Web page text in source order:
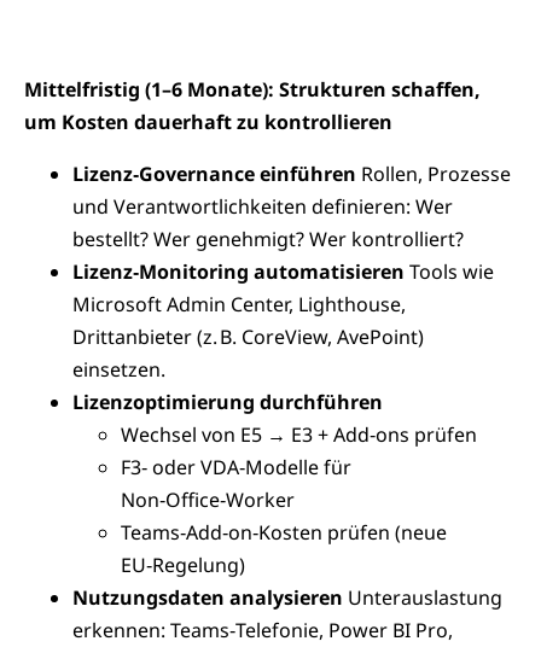
Mittelfristig (1–6 Monate): Strukturen schaffen,
um Kosten dauerhaft zu kontrollieren
Lizenz‑Governance einführen Rollen, Prozesse
und Verantwortlichkeiten definieren: Wer
bestellt? Wer genehmigt? Wer kontrolliert?
Lizenz‑Monitoring automatisieren Tools wie
Microsoft Admin Center, Lighthouse,
Drittanbieter (z. B. CoreView, AvePoint)
einsetzen.
Lizenzoptimierung durchführen
Wechsel von E5 → E3 + Add‑ons prüfen
F3‑ oder VDA‑Modelle für
Non‑Office‑Worker
Teams‑Add‑on‑Kosten prüfen (neue
EU‑Regelung)
Nutzungsdaten analysieren Unterauslastung
erkennen: Teams‑Telefonie, Power BI Pro,